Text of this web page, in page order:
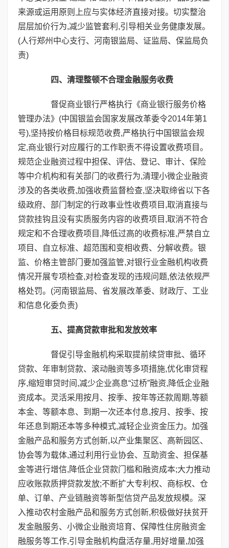
来源或运用原则上应与实体经济直接对接。切实整治
层层加价行为,减少监管套利,引导相关业务健康发展。
(人行郑州中心支行、河南银监局、证监局、保监局负
责)
四、清理整顿不合理金融服务收费
督促商业银行严格执行《商业银行服务价格
管理办法》(中国银监会国家发展改革委令2014年第1
号),坚持按价格目标规范收费,严格执行中国银监会规
定,商业银行对应履行的工作职责不得设置收费项目。
规范企业融资过程中担保、评估、登记、审计、保险
等中介机构和有关部门的收费行为,清理小微企业融资
涉及的各类收费,加强收费监督检查,坚决取缔省以下各
级政府、部门制定的行政事业性收费项目,取消直接与
贷款挂钩且没有实质服务内容的收费项目,取消不符合
规定和不合理收费项目,降低过高的收费标准,严禁自立
项目、自立标准、超范围和变相收费、分解收费。银
监、价格主管部门要加强监管,对银行业金融机构收费
情况开展专项检查,对检查发现的违规问题,依法依规严
格处罚。(河南银监局、省发展改革委、财政厅、工业
和信息化委负责)
五、提高贷款审批和发放效率
督促引导金融机构采取提前续贷审批、循环
贷款、年审制贷款、滚动融资等多项措施,优化审贷程
序,缩短审贷时间,减少企业高息“过桥”融资,降低企业融
资成本。灵活采用按月、按季、按年等还款周期,等额
本金、等额本息、到期一次还本付息,按月、按季、按
年还息到期还本等多种模式,减轻企业资金压力。加强
金融产品和服务方式创新,以产业集聚区、高新园区、
协会等为载体,通过利用行业协会、互助资金、担保基
金等进行增信,降低企业贷款门槛和融资成本;大力推动
应收账款质押贷款发放;不断扩大专利权、商标权、仓
单、订单、产业链融资等新型信贷产品发放规模。深
入推动农村金融产品和服务方式创新,积极做好扶贫开
发金融服务、小微企业融资培育、保障性住房融资金
融服务等工作,引导金融机构盘活存量,用好增量,加强